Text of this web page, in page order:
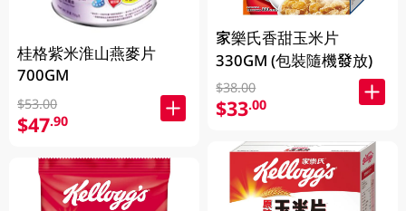
桂格紫米淮山燕麥片
700GM
$53.00
$47.90
家樂氏香甜玉米片
330GM (包裝隨機發放)
$38.00
$33.00